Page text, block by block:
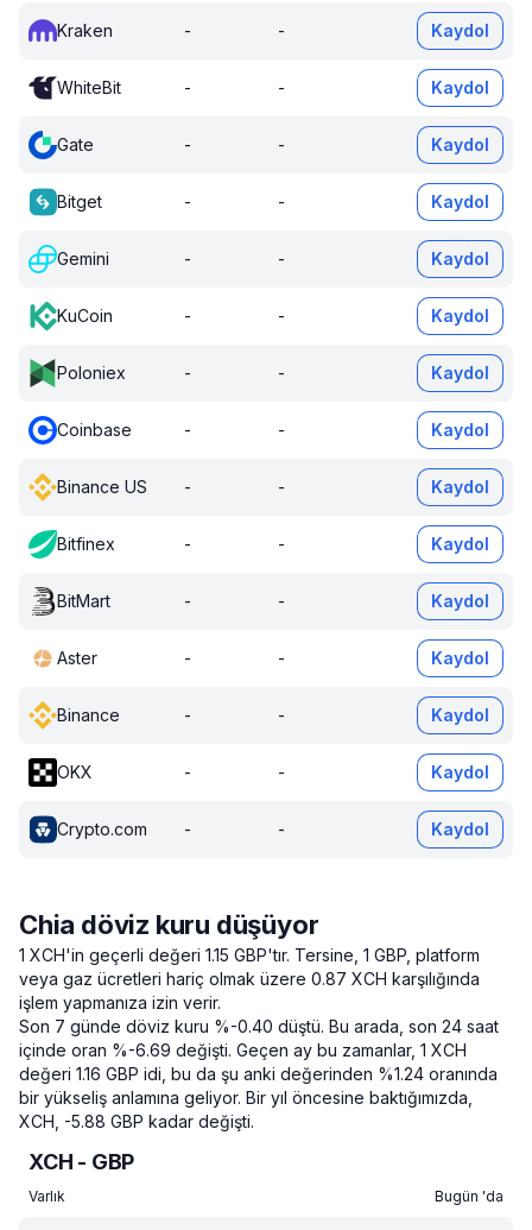
Kraken - - Kaydol
WhiteBit - - Kaydol
Gate - - Kaydol
Bitget - - Kaydol
Gemini - - Kaydol
KuCoin - - Kaydol
Poloniex - - Kaydol
Coinbase - - Kaydol
Binance US - - Kaydol
Bitfinex - - Kaydol
BitMart - - Kaydol
Aster - - Kaydol
Binance - - Kaydol
OKX - - Kaydol
Crypto.com - - Kaydol
Chia döviz kuru düşüyor
1 XCH'in geçerli değeri 1.15 GBP'tır. Tersine, 1 GBP, platform
veya gaz ücretleri hariç olmak üzere 0.87 XCH karşılığında
işlem yapmanıza izin verir.
Son 7 günde döviz kuru %-0.40 düştü. Bu arada, son 24 saat
içinde oran %-6.69 değişti. Geçen ay bu zamanlar, 1 XCH
değeri 1.16 GBP idi, bu da şu anki değerinden %1.24 oranında
bir yükseliş anlamına geliyor. Bir yıl öncesine baktığımızda,
XCH, -5.88 GBP kadar değişti.
XCH - GBP
Varlık Bugün 'da